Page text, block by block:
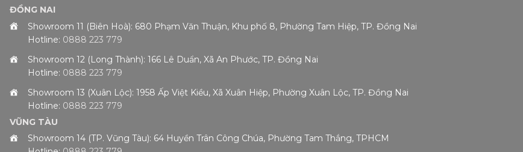
ĐỒNG NAI
Showroom 11 (Biên Hoà): 680 Phạm Văn Thuận, Khu phố 8, Phường Tam Hiệp, TP. Đồng Nai
Hotline: 0888 223 779
Showroom 12 (Long Thành): 166 Lê Duẩn, Xã An Phước, TP. Đồng Nai
Hotline: 0888 223 779
Showroom 13 (Xuân Lộc): 1958 Ấp Việt Kiều, Xã Xuân Hiệp, Phường Xuân Lộc, TP. Đồng Nai
Hotline: 0888 223 779
VŨNG TÀU
Showroom 14 (TP. Vũng Tàu): 64 Huyền Trân Công Chúa, Phường Tam Thắng, TPHCM